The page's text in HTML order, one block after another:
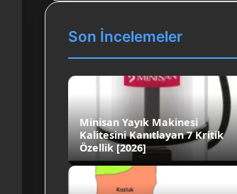
Son İncelemeler
Minisan Yayık Makinesi
Kalitesini Kanıtlayan 7 Kritik
Özellik [2026]